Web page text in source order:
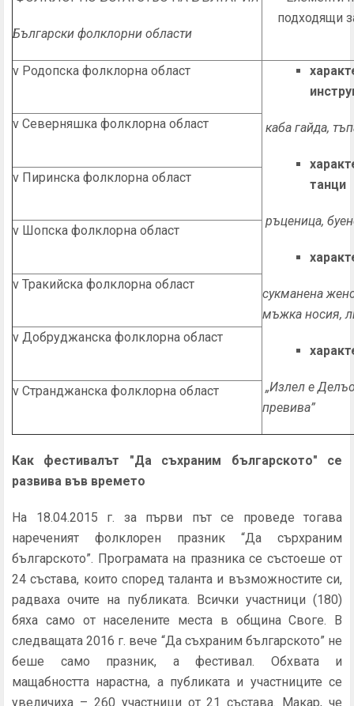
Български фолклорни области
подходящи
v Родопска фолклорна област
каба гайда,
танци
ръценица,
сукманена
мъжка носия,
„Излел е
превива”
v Северняшка фолклорна област
v Пиринска фолклорна област
v Шопска фолклорна област
v Тракийска фолклорна област
v Добруджанска фолклорна област
v Странджанска фолклорна област
Как фестивалът "Да съхраним българското" се
развива във времето
На 18.04.2015 г. за първи път се проведе тогава
нареченият фолклорен празник “Да сърхраним
българското”. Програмата на празника се състоеше от
24 състава, които според таланта и възможностите си,
радваха очите на публиката. Всички участници (180)
бяха само от населените места в община Своге. В
следващата 2016 г. вече “Да съхраним българското” не
беше само празник, а фестивал. Обхвата и
мащабността нарастна, а публиката и участниците се
увеличиха – 260 участници от 21 състава. Макар, че